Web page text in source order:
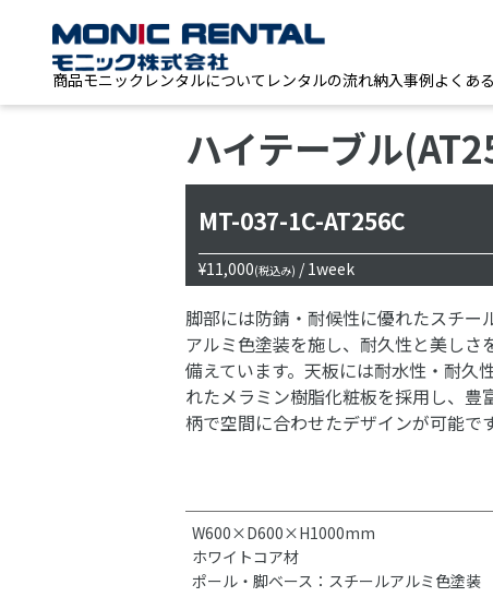
商品モニックレンタルについて レンタルの流れ納入事例よくあ
ハイテーブル
MT-037-1C-AT256C
¥11,000(税込み) / 1week
脚部には防錆・耐候性に優れたスチー
アルミ色塗装を施し、耐久性と美しさ
備えています。天板には耐水性・耐久
れたメラミン樹脂化粧板を採用し、豊
柄で空間に合わせたデザインが可能です
W600×D600×H1000mm
ホワイトコア材
ポール・脚ベース：スチールアルミ色塗装